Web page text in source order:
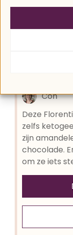
Keto
Con
Deze
zelfs
zijn
chocolade.
om ze iets